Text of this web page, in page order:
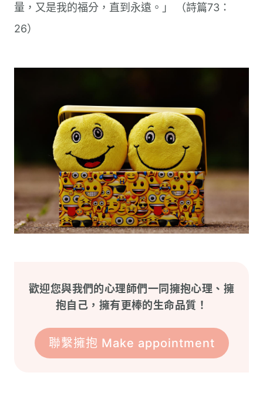
量，又是我的福分，直到永遠。」 （詩篇73：
26）
歡迎您與我們的心理師們一同擁抱心理、擁
抱自己，擁有更棒的生命品質！
聯繫擁抱 Make appointment